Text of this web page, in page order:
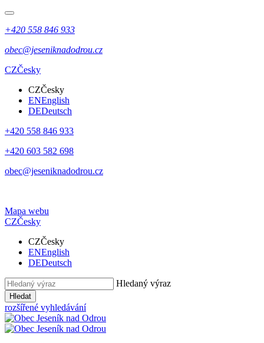
+420 558 846 933
obec@jeseniknadodrou.cz
CZČesky
CZČesky
ENEnglish
DEDeutsch
+420 558 846 933
+420 603 582 698
obec@jeseniknadodrou.cz
Mapa webu
CZČesky
CZČesky
ENEnglish
DEDeutsch
Hledaný výraz
Hledat
rozšířené vyhledávání